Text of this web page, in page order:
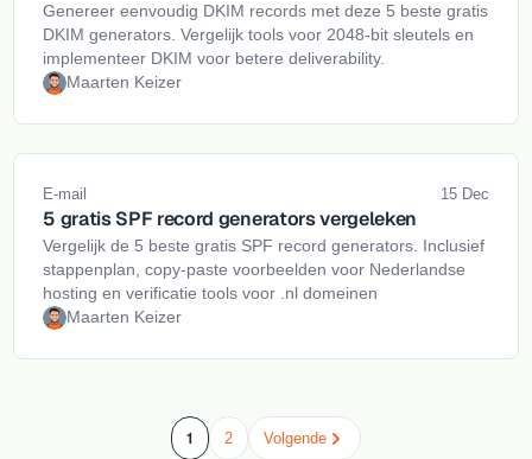
Genereer eenvoudig DKIM records met deze 5 beste gratis
DKIM generators. Vergelijk tools voor 2048-bit sleutels en
implementeer DKIM voor betere deliverability.
Maarten Keizer
E-mail 15 Dec
5 gratis SPF record generators vergeleken
Vergelijk de 5 beste gratis SPF record generators. Inclusief
stappenplan, copy-paste voorbeelden voor Nederlandse
hosting en verificatie tools voor .nl domeinen
Maarten Keizer
1 2 Volgende